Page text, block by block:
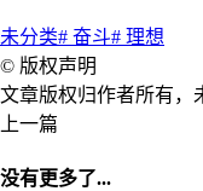
未分类# 奋斗# 理想
© 版权声明
文章版权归作者所有，
上一篇
没有更多了...